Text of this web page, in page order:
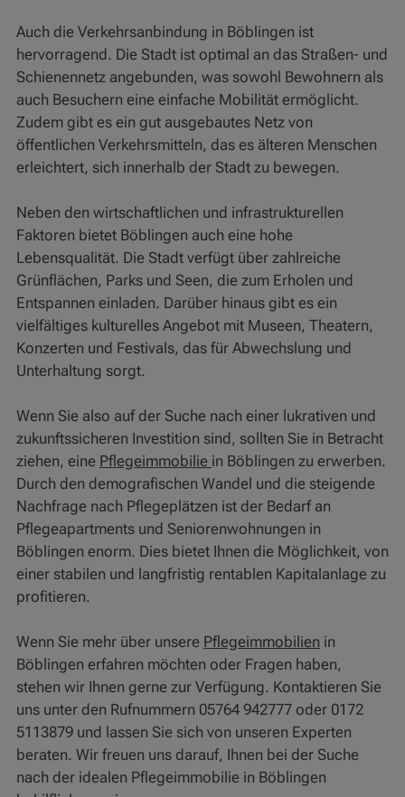
Auch die Verkehrsanbindung in Böblingen ist
hervorragend. Die Stadt ist optimal an das Straßen- und
Schienennetz angebunden, was sowohl Bewohnern als
auch Besuchern eine einfache Mobilität ermöglicht.
Zudem gibt es ein gut ausgebautes Netz von
öffentlichen Verkehrsmitteln, das es älteren Menschen
erleichtert, sich innerhalb der Stadt zu bewegen.
Neben den wirtschaftlichen und infrastrukturellen
Faktoren bietet Böblingen auch eine hohe
Lebensqualität. Die Stadt verfügt über zahlreiche
Grünflächen, Parks und Seen, die zum Erholen und
Entspannen einladen. Darüber hinaus gibt es ein
vielfältiges kulturelles Angebot mit Museen, Theatern,
Konzerten und Festivals, das für Abwechslung und
Unterhaltung sorgt.
Wenn Sie also auf der Suche nach einer lukrativen und
zukunftssicheren Investition sind, sollten Sie in Betracht
ziehen, eine Pflegeimmobilie in Böblingen zu erwerben.
Durch den demografischen Wandel und die steigende
Nachfrage nach Pflegeplätzen ist der Bedarf an
Pflegeapartments und Seniorenwohnungen in
Böblingen enorm. Dies bietet Ihnen die Möglichkeit, von
einer stabilen und langfristig rentablen Kapitalanlage zu
profitieren.
Wenn Sie mehr über unsere Pflegeimmobilien in
Böblingen erfahren möchten oder Fragen haben,
stehen wir Ihnen gerne zur Verfügung. Kontaktieren Sie
uns unter den Rufnummern 05764 942777 oder 0172
5113879 und lassen Sie sich von unseren Experten
beraten. Wir freuen uns darauf, Ihnen bei der Suche
nach der idealen Pflegeimmobilie in Böblingen